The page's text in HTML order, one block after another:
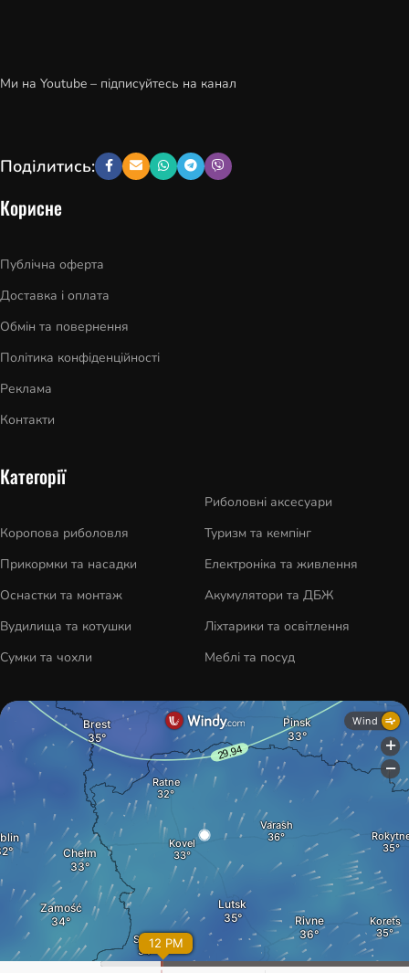
Ми на Youtube – підписуйтесь на канал
Поділитись:
Корисне
Публічна оферта
Доставка і оплата
Обмін та повернення
Політика конфіденційності
Реклама
Контакти
Категорії
Коропова риболовля
Прикормки та насадки
Оснастки та монтаж
Вудилища та котушки
Сумки та чохли
Риболовні аксесуари
Туризм та кемпінг
Електроніка та живлення
Акумулятори та ДБЖ
Ліхтарики та освітлення
Меблі та посуд